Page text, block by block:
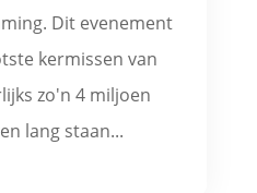
Dit evenement
kermissen van
zo'n 4 miljoen
lang staan...